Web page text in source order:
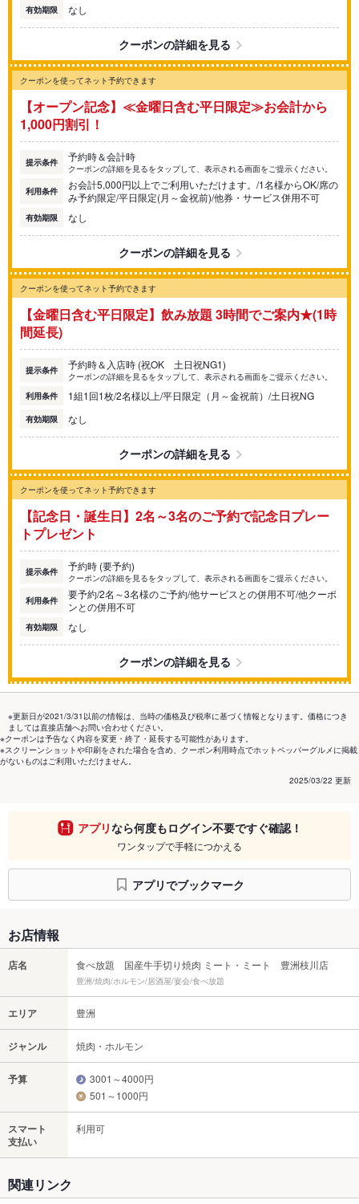
有効期限 なし
クーポンの詳細を見る
クーポンを使ってネット予約できます
【オープン記念】≪金曜日含む平日限定≫お会計から
1,000円割引！
提示条件 予約時＆会計時
クーポンの詳細を見るをタップして、表示される画面をご提示ください。
利用条件
お会計5,000円以上でご利用いただけます。/1名様からOK/席の
み予約限定/平日限定(月～金祝前)/他券・サービス併用不可
有効期限 なし
クーポンの詳細を見る
クーポンを使ってネット予約できます
【金曜日含む平日限定】飲み放題 3時間でご案内★(1時
間延長)
提示条件 予約時＆入店時 (祝OK 土日祝NG1)
クーポンの詳細を見るをタップして、表示される画面をご提示ください。
利用条件
1組1回1枚/2名様以上/平日限定（月～金祝前）/土日祝NG
有効期限 なし
クーポンの詳細を見る
クーポンを使ってネット予約できます
【記念日・誕生日】2名～3名のご予約で記念日プレー
トプレゼント
提示条件 予約時 (要予約)
クーポンの詳細を見るをタップして、表示される画面をご提示ください。
利用条件
要予約/2名～3名様のご予約/他サービスとの併用不可/他クーポ
ンとの併用不可
有効期限 なし
クーポンの詳細を見る
※更新日が2021/3/31以前の情報は、当時の価格及び税率に基づく情報となります。価格につき
ましては直接店舗へお問い合わせください。
※クーポンは予告なく内容を変更・終了・延長する可能性があります。
※スクリーンショットや印刷をされた場合を含め、クーポン利用時点でホットペッパーグルメに掲載
がないものはご利用いただけません。
2025/03/22 更新
アプリなら何度もログイン不要ですぐ確認！
ワンタップで手軽につかえる
アプリでブックマーク
お店情報
店名 食べ放題 国産牛手切り焼肉 ミート・ミート 豊洲枝川店
豊洲/焼肉/ホルモン/居酒屋/宴会/食べ放題
エリア 豊洲
ジャンル 焼肉・ホルモン
予算
3001～4000円
501～1000円
スマート
支払い
利用可
関連リンク